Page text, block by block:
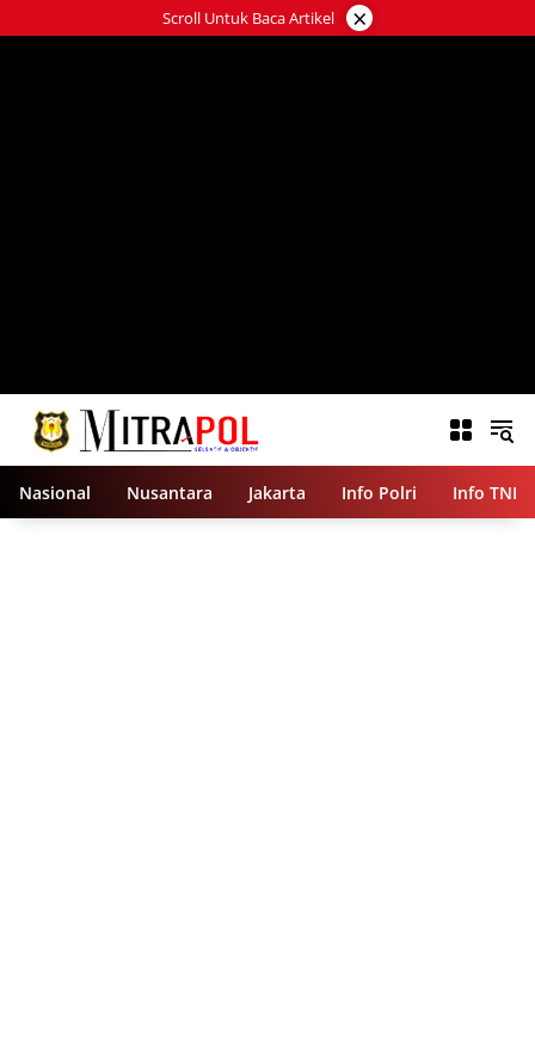
ke
Scroll Untuk Baca Artikel ×
Nasional Nusantara Jakarta Info Polri Info TNI